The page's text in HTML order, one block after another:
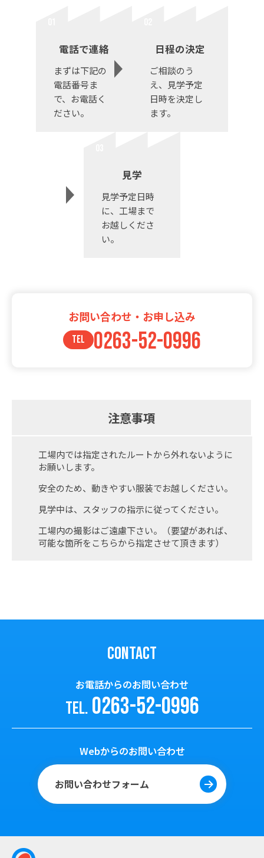
電話で連絡
まずは下記の
電話番号ま
で、お電話く
ださい。
日程の決定
ご相談のう
え、見学予定
日時を決定し
ます。
見学
見学予定日時
に、工場まで
お越しくださ
い。
お問い合わせ・お申し込み
TEL 0263-52-0996
注意事項
工場内では指定されたルートから外れないように
お願いします。
安全のため、動きやすい服装でお越しください。
見学中は、スタッフの指示に従ってください。
工場内の撮影はご遠慮下さい。（要望があれば、
可能な箇所をこちらから指定させて頂きます）
CONTACT
お電話からのお問い合わせ
TEL. 0263-52-0996
Webからのお問い合わせ
お問い合わせフォーム